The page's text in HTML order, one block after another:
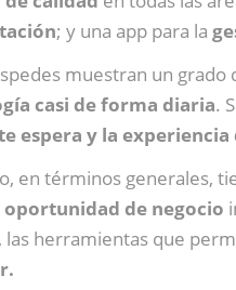
; y una app para la
muestran un
casi de forma diaria.
espera y la
en términos generales,
oportunidad de negocio
las herramientas que